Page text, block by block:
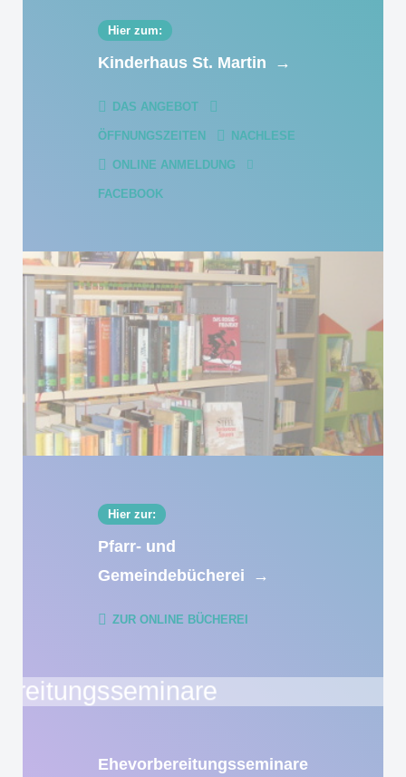
Hier zum:
Kinderhaus St. Martin →
DAS ANGEBOT
ÖFFNUNGSZEITEN NACHLESE
ONLINE ANMELDUNG
FACEBOOK
Hier zur:
Pfarr- und
Gemeindebücherei
→
ZUR ONLINE BÜCHEREI
Ehevorbereitungsseminare